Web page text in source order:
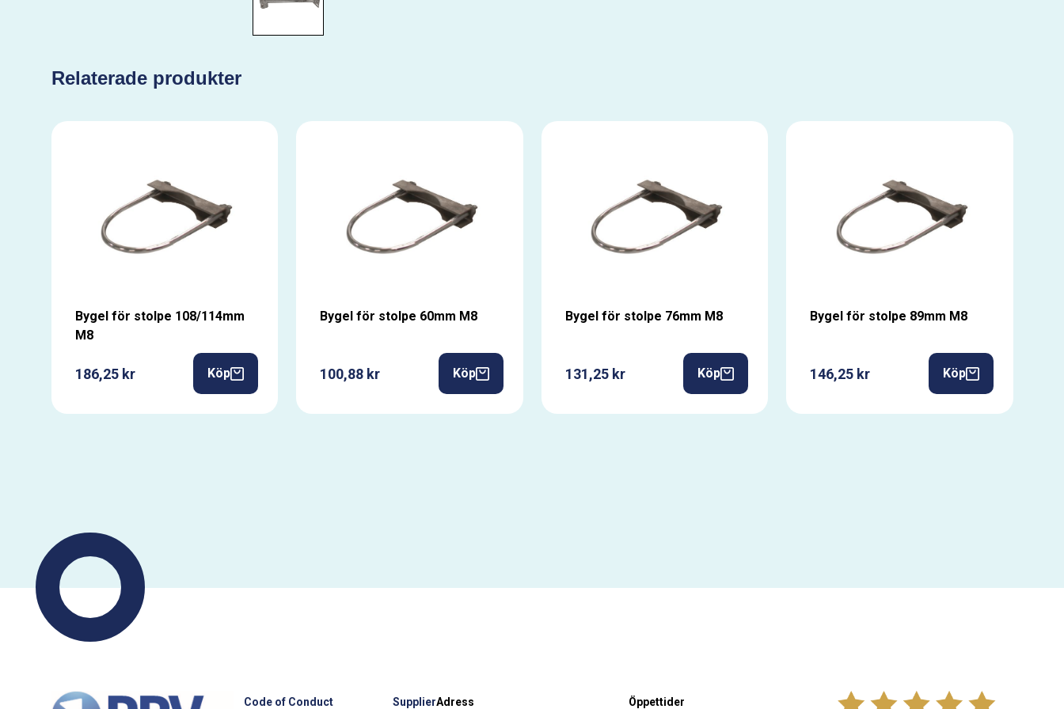
Relaterade produkter
Bygel för stolpe 108/114mm
M8
186,25 kr Köp
Bygel för stolpe 60mm M8
100,88 kr Köp
Bygel för stolpe 76mm M8
131,25 kr Köp
Bygel för stolpe 89mm M8
146,25 kr Köp
Code of Conduct SupplierAdress Öppettider